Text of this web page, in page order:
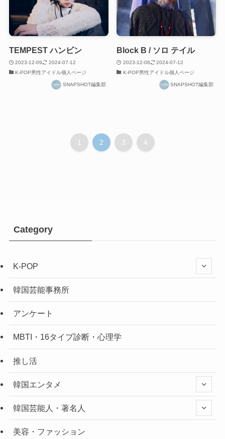
TEMPEST ハンビン
2023-12-09
2024-07-12
K-POP男性アイドル個人ページ
SNAPSHOT編集部
Block B / ソロ テイル
2023-12-08
2024-07-12
K-POP男性アイドル個人ページ
SNAPSHOT編集部
1 2 3 4
Category
K-POP
韓国芸能事務所
アンケート
MBTI・16タイプ診断・心理学
推し活
韓国エンタメ
韓国芸能人・著名人
美容・ファッション